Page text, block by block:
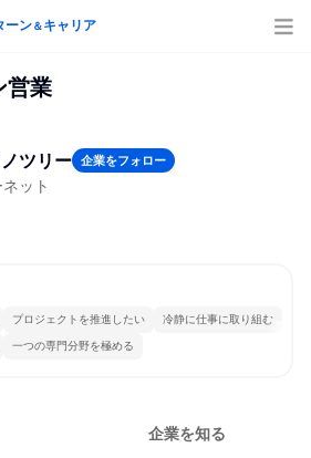
ーン＆キャリア
営業
ツリー 企業をフォロー
ット
プロジェクトを推進したい 冷静に仕事に取り組む
一つの専門分野を極める
企業を知る